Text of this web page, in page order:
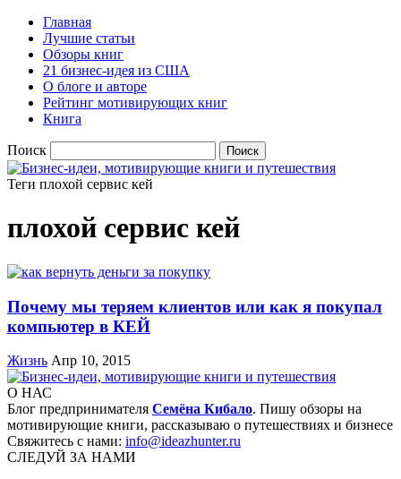
Главная
Лучшие статьи
Обзоры книг
21 бизнес-идея из США
О блоге и авторе
Рейтинг мотивирующих книг
Книга
Поиск
Теги плохой сервис кей
плохой сервис кей
Почему мы теряем клиентов или как я покупал
компьютер в КЕЙ
Жизнь Апр 10, 2015
О НАС
Блог предпринимателя Семёна Кибало. Пишу обзоры на
мотивирующие книги, рассказываю о путешествиях и бизнесе
Свяжитесь с нами: info@ideazhunter.ru
СЛЕДУЙ ЗА НАМИ